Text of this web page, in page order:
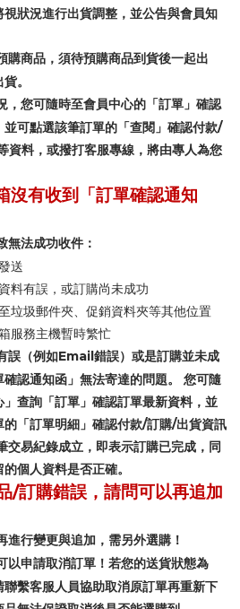
視狀況進行出貨調整，並公告與會員知
購商品，須待預購商品到貨後一起出
。
，您可隨時至會員中心的「訂單」確認
並可點選該筆訂單的「查閱」確認付款/
資料，或撥打客服專線，將由專人為您
沒有收到「訂單確認通知
無法成功收件：
送
料有誤，或訂購尚未成功
垃圾郵件夾、促銷資料夾等其他位置
服務主機暫時繁忙
誤（例如Email 錯誤）或是訂購並未成
確認通知函」無法寄達的問題。 您可隨
」查詢「訂單」確認訂單最新資料，並
的「訂單明細」確認付款/訂購/出貨資訊
交易紀錄成立，即表示訂購已完成，同
個人資料是否正確。
/訂購錯誤，請問可以再追加
進行變更與追加，需另外選購！
以申請取消訂單！若您的送貨狀態為
聯繫客服人員協助取消原訂單再重新下